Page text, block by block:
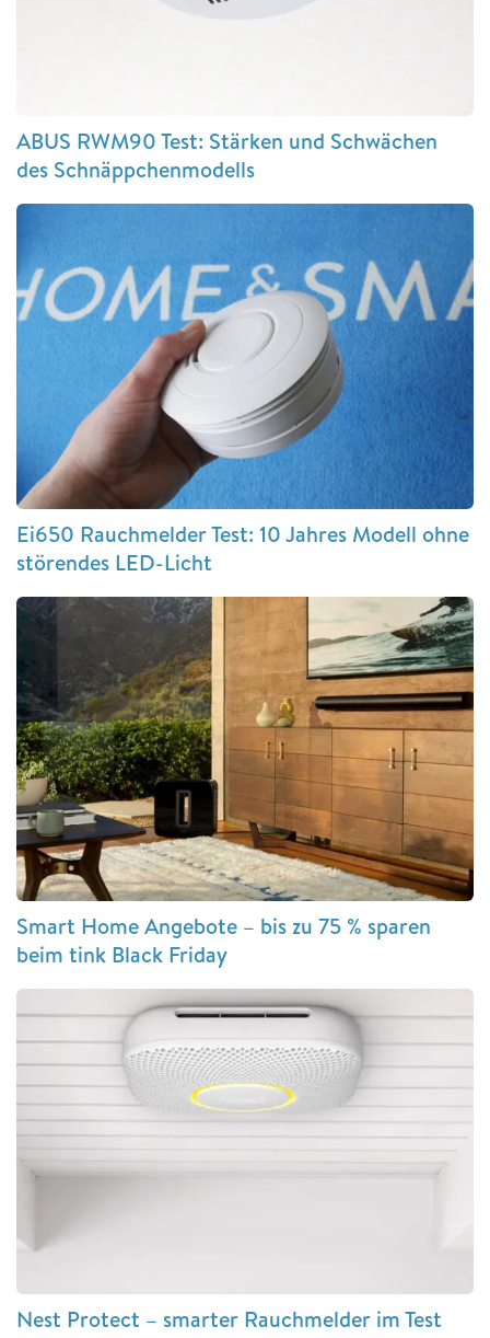
ABUS RWM90 Test: Stärken und Schwächen
des Schnäppchenmodells
Ei650 Rauchmelder Test: 10 Jahres Modell ohne
störendes LED-Licht
Smart Home Angebote – bis zu 75 % sparen
beim tink Black Friday
Nest Protect – smarter Rauchmelder im Test